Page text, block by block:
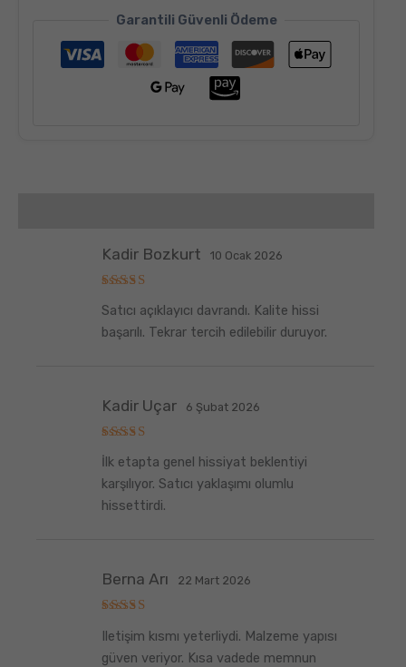
Garantili Güvenli Ödeme
üzerinden
5
oy aldı
Kadir Bozkurt 10 Ocak 2026
Satıcı açıklayıcı davrandı. Kalite hissi
başarılı. Tekrar tercih edilebilir duruyor.
üzerinden
5
oy aldı
Kadir Uçar 6 Şubat 2026
İlk etapta genel hissiyat beklentiyi
karşılıyor. Satıcı yaklaşımı olumlu
hissettirdi.
üzerinden
oy aldı
Berna Arı 22 Mart 2026
Iletişim kısmı yeterliydi. Malzeme yapısı
güven veriyor. Kısa vadede memnun